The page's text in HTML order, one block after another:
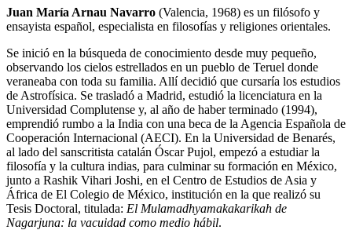
Juan María Arnau Navarro (Valencia, 1968) es un filósofo y
ensayista español, especialista en filosofías y religiones orientales.
Se inició en la búsqueda de conocimiento desde muy pequeño,
observando los cielos estrellados en un pueblo de Teruel donde
veraneaba con toda su familia. Allí decidió que cursaría los estudios
de Astrofísica. Se trasladó a Madrid, estudió la licenciatura en la
Universidad Complutense y, al año de haber terminado (1994),
emprendió rumbo a la India con una beca de la Agencia Española de
Cooperación Internacional (AECI). En la Universidad de Benarés,
al lado del sanscritista catalán Óscar Pujol, empezó a estudiar la
filosofía y la cultura indias, para culminar su formación en México,
junto a Rashik Vihari Joshi, en el Centro de Estudios de Asia y
África de El Colegio de México, institución en la que realizó su
Tesis Doctoral, titulada: El Mulamadhyamakakarikah de
Nagarjuna: la vacuidad como medio hábil.